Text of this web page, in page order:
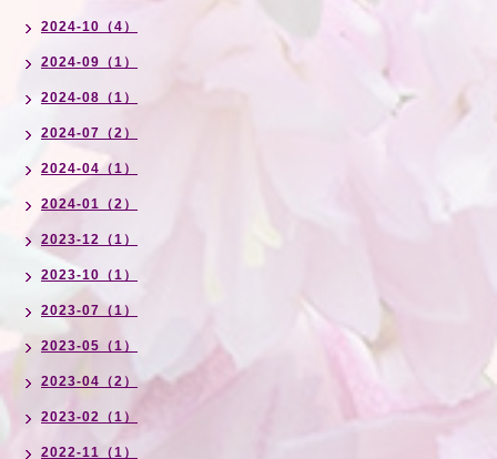
2024-10（4）
2024-09（1）
2024-08（1）
2024-07（2）
2024-04（1）
2024-01（2）
2023-12（1）
2023-10（1）
2023-07（1）
2023-05（1）
2023-04（2）
2023-02（1）
2022-11（1）